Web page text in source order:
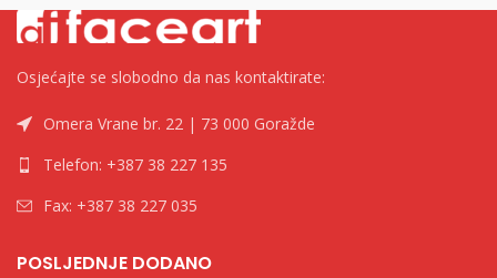
Osjećajte se slobodno da nas kontaktirate:
Omera Vrane br. 22 | 73 000 Goražde
Telefon: +387 38 227 135
Fax: +387 38 227 035
POSLJEDNJE DODANO